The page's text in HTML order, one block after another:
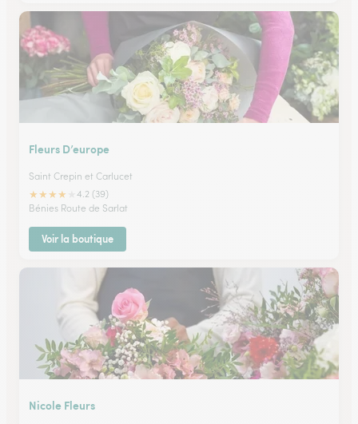
Fleurs D’europe
Saint Crepin et Carlucet
★★★★
4.2 (39)
Bénies Route de Sarlat
Voir la boutique
Nicole Fleurs